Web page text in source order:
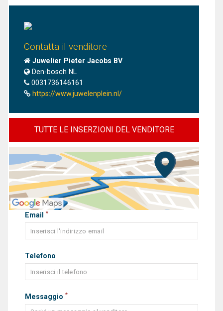
Contatta il venditore
Juwelier Pieter Jacobs BV
Den-bosch NL
0031736146161
https://www.juwelenplein.nl/
TUTTE LE INSERZIONI DEL VENDITORE
Email*
Telefono
Messaggio*